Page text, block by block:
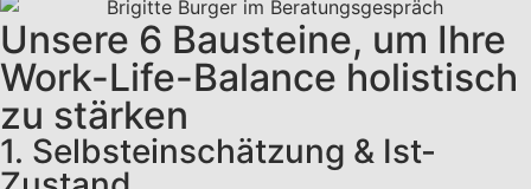
Unsere 6 Bausteine, um Ihre
Work-Life-Balance holistisch
zu stärken
1. Selbsteinschätzung & Ist-